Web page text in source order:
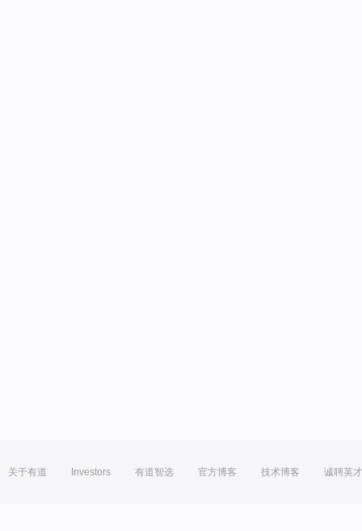
关于有道 Investors 有道智选 官方博客 技术博客 诚聘英才